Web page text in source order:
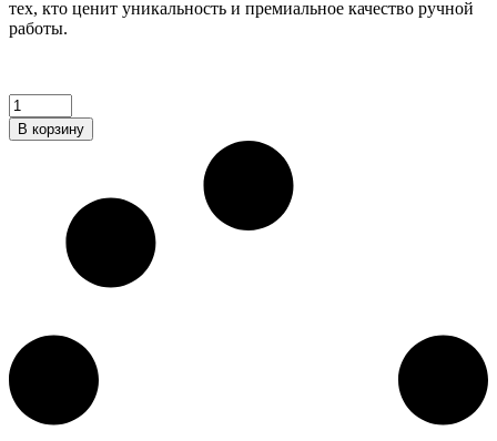
тех, кто ценит уникальность и премиальное качество ручной
работы.
Мужские
ботинки
из
бургунди
В корзину